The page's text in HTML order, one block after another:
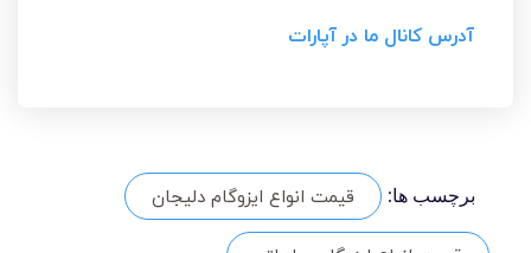
آدرس کانال ما در آپارات
برچسب ها:
قیمت انواع ایزوگام دلیجان